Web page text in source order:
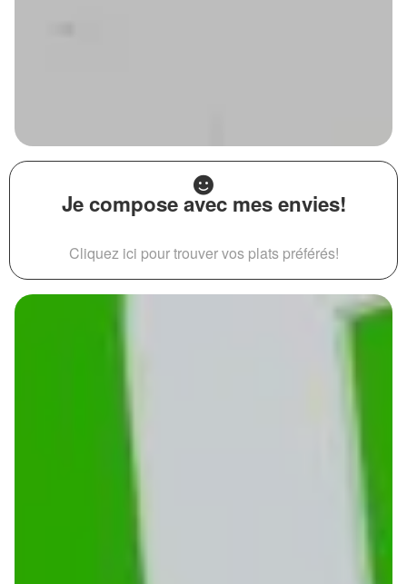
Je compose avec mes envies!
Cliquez ici pour trouver vos plats préférés!